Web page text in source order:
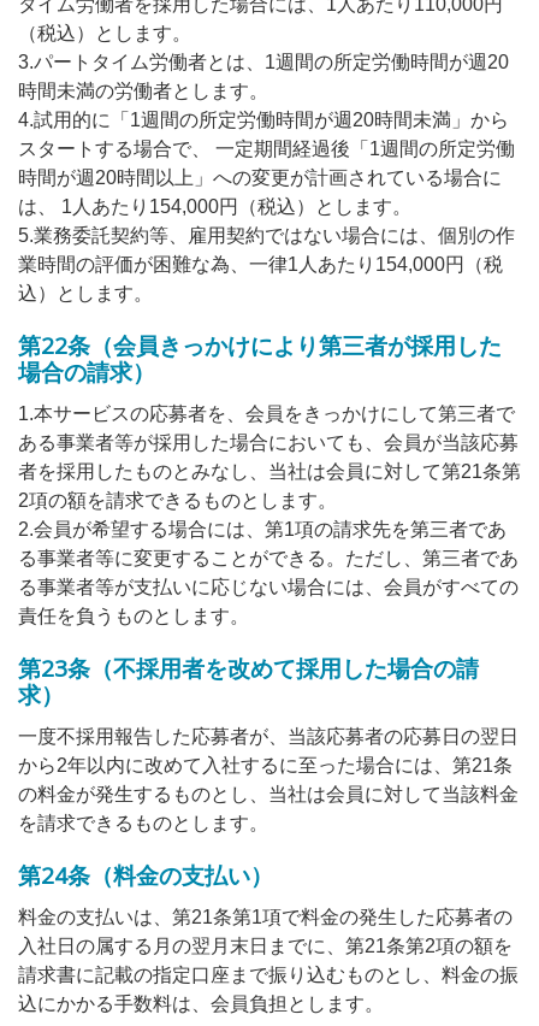
（税込）とします。
3.パートタイム労働者とは、1週間の所定労働時間が週20
時間未満の労働者とします。
4.試用的に「1週間の所定労働時間が週20時間未満」から
スタートする場合で、 一定期間経過後「1週間の所定労働
時間が週20時間以上」への変更が計画されている場合に
は、 1人あたり154,000円（税込）とします。
5.業務委託契約等、雇用契約ではない場合には、個別の作
業時間の評価が困難な為、一律1人あたり154,000円（税
込）とします。
第22条（会員きっかけにより第三者が採用した
場合の請求）
1.本サービスの応募者を、会員をきっかけにして第三者で
ある事業者等が採用した場合においても、会員が当該応募
者を採用したものとみなし、当社は会員に対して第21条第
2項の額を請求できるものとします。
2.会員が希望する場合には、第1項の請求先を第三者であ
る事業者等に変更することができる。ただし、第三者であ
る事業者等が支払いに応じない場合には、会員がすべての
責任を負うものとします。
第23条（不採用者を改めて採用した場合の請
求）
一度不採用報告した応募者が、当該応募者の応募日の翌日
から2年以内に改めて入社するに至った場合には、第21条
の料金が発生するものとし、当社は会員に対して当該料金
を請求できるものとします。
第24条（料金の支払い）
料金の支払いは、第21条第1項で料金の発生した応募者の
入社日の属する月の翌月末日までに、第21条第2項の額を
請求書に記載の指定口座まで振り込むものとし、料金の振
込にかかる手数料は、会員負担とします。